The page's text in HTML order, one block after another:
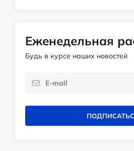
Еженедельная
Будь в курсе наших новостей